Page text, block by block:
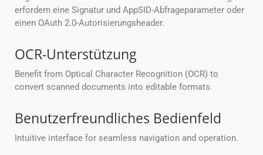
erfordern eine Signatur und AppSID-Abfrageparameter oder
einen OAuth 2.0-Autorisierungsheader.
OCR-Unterstützung
Benefit from Optical Character Recognition (OCR) to
convert scanned documents into editable formats.
Benutzerfreundliches Bedienfeld
Intuitive interface for seamless navigation and operation.